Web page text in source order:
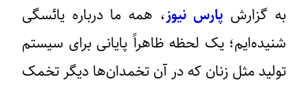
به گزارش پارس نیوز، همه ما درباره یائسگی
شنیده‌ایم؛ یک لحظه ظاهراً پایانی برای سیستم
تولید مثل زنان که در آن تخمدان‌ها دیگر تخمک